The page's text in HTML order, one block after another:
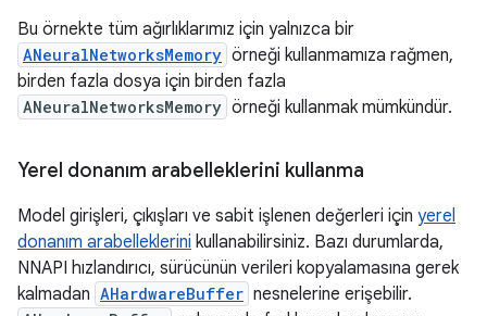
Bu örnekte tüm ağırlıklarımız için yalnızca bir
ANeuralNetworksMemory örneği kullanmamıza rağmen,
birden fazla dosya için birden fazla
ANeuralNetworksMemory örneği kullanmak mümkündür.
Yerel donanım arabelleklerini kullanma
Model girişleri, çıkışları ve sabit işlenen değerleri için yerel
donanım arabelleklerini kullanabilirsiniz. Bazı durumlarda,
NNAPI hızlandırıcı, sürücünün verileri kopyalamasına gerek
kalmadan AHardwareBuffer nesnelerine erişebilir.